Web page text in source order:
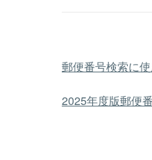
郵便番号検索に
2025年度版郵便